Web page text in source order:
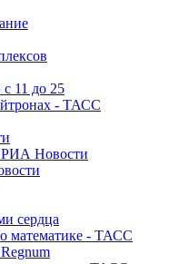
11 до 25
- ТАСС
РИА Новости
сердца
математике - ТАСС